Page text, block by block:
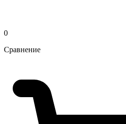
0
Сравнение